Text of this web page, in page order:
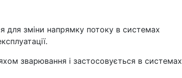
для зміни напрямку потоку в системах
зварювання і застосовується в системах